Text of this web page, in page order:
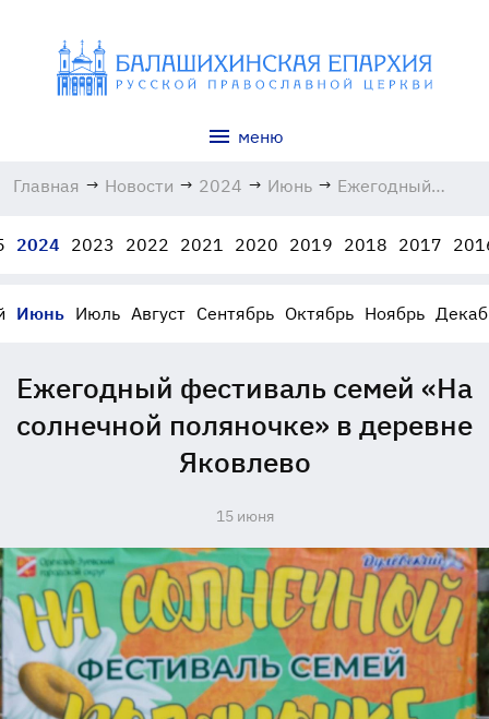
меню
Главная → Новости → 2024 → Июнь → Ежегодный
солнечной
Яковлево
2024 2023 2022 2021 2020 2019 2018 2017
Июнь Июль Август Сентябрь Октябрь Ноябрь
Ежегодный фестиваль семей «На
солнечной поляночке» в деревне
Яковлево
15 июня